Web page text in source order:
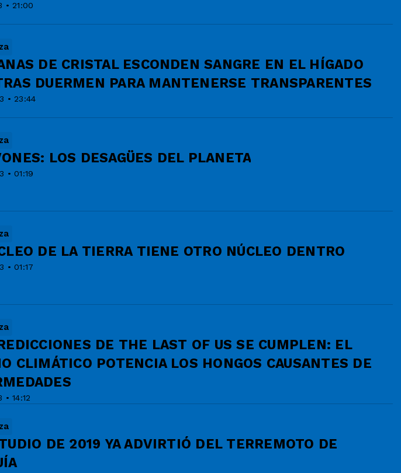
• 21:00
• 23:44
DE CRISTAL ESCONDEN SANGRE EN EL HÍGADO
DUERMEN PARA MANTENERSE TRANSPARENTES
• 01:19
LOS DESAGÜES DEL PLANETA
• 01:17
DE LA TIERRA TIENE OTRO NÚCLEO DENTRO
14:12
DE THE LAST OF US SE CUMPLEN: EL
CLIMÁTICO POTENCIA LOS HONGOS CAUSANTES DE
DE 2019 YA ADVIRTIÓ DEL TERREMOTO DE